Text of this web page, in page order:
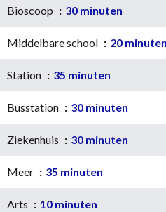
Bioscoop 30 minuten
Middelbare school 20 minuten
Station 35 minuten
Busstation 30 minuten
Ziekenhuis 30 minuten
Meer 35 minuten
Arts 10 minuten